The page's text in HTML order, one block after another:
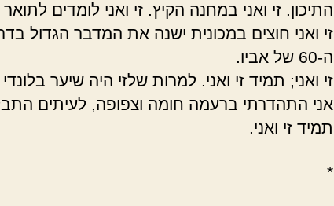
התיכון. זי ואני במחנה הקיץ. זי ואני לומדים
זי ואני חוצים במכונית ישנה את המדבר הגדול
ה-60 של אביו.
זי ואני; תמיד זי ואני. למרות שלזי היה שיער בלונדי
אני התהדרתי ברעמה חומה וצפופה, לעיתים
תמיד זי ואני.
*